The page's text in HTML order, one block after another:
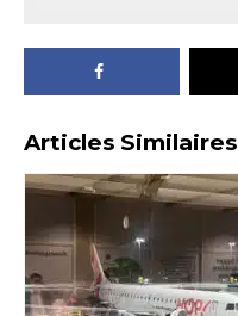
Articles Similaires